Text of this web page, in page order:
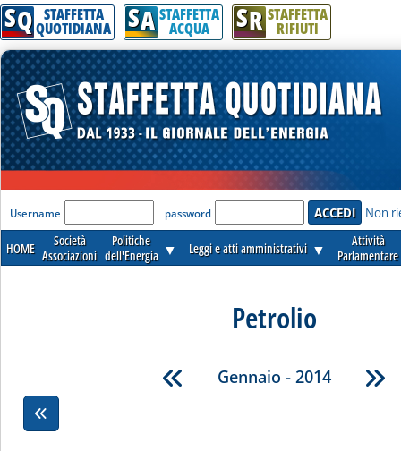
SQ STAFFETTA
QUOTIDIANA SA STAFFETTA
ACQUA SR STAFFETTA
RIFIUTI
'Modulo Login per accedere'
Username password Non
HOME
Società
Associazioni
Politiche
dell'Energia ▼ Leggi e atti amministrativi ▼
Attività
Parlamentare
Petrolio
Gennaio - 2014